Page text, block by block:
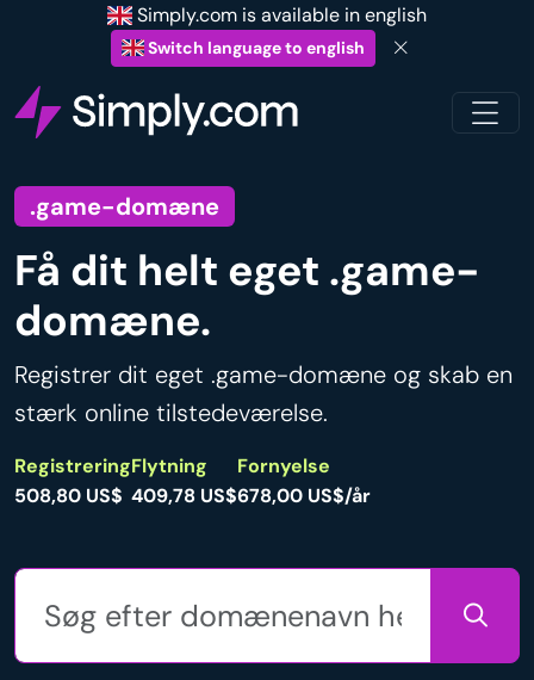
Simply.com is available in english
Switch language to english
.game-domæne
Få dit helt eget .game-
domæne.
Registrer dit eget .game-domæne og skab en
stærk online tilstedeværelse.
Registrering
508,80 US$
Flytning
409,78 US$
Fornyelse
678,00 US$/år